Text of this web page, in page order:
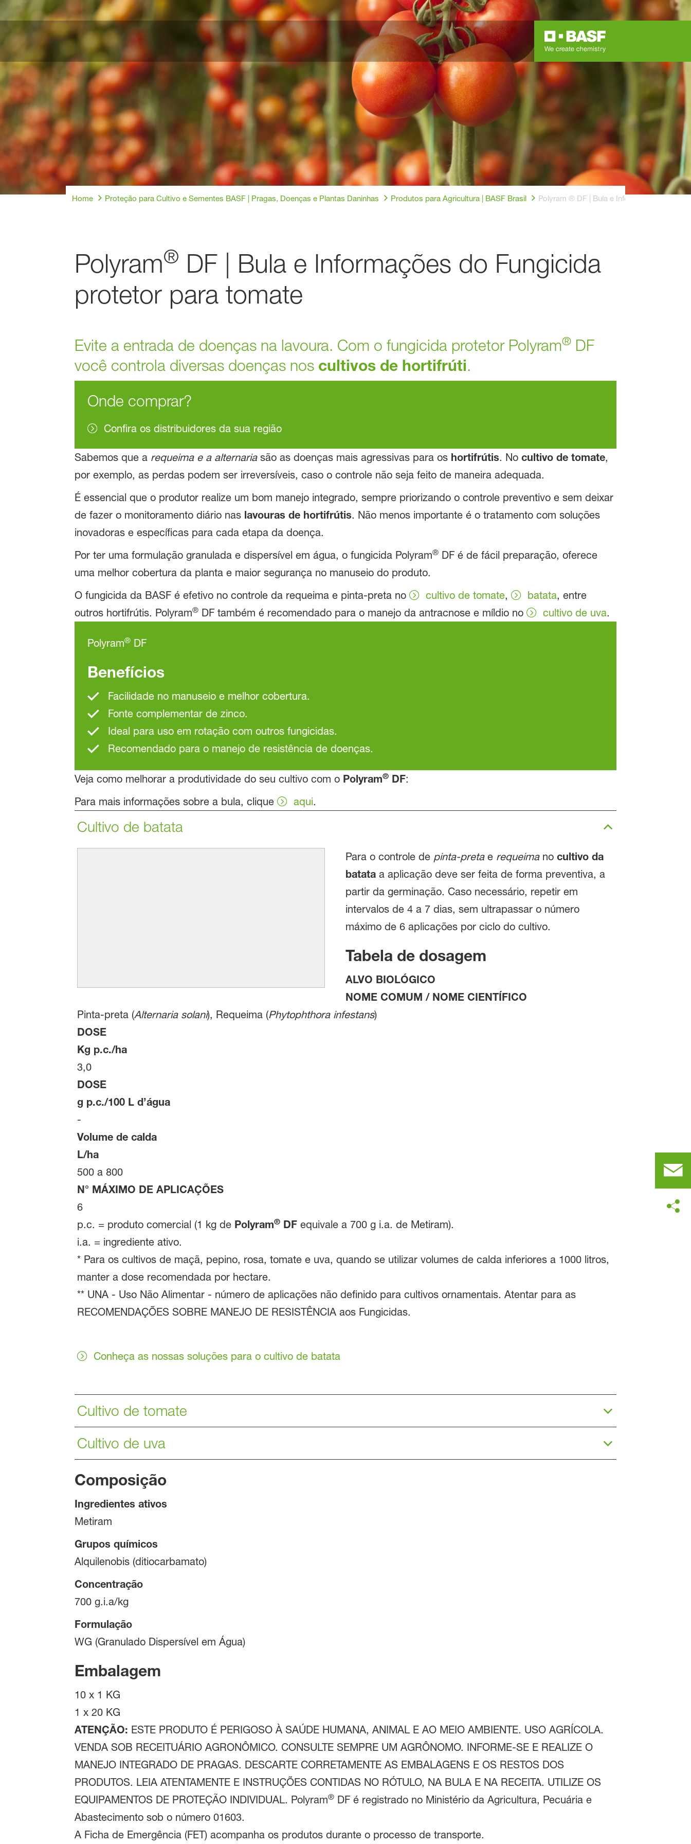
Home Proteção para Cultivo e Sementes BASF | Pragas, Doenças e Plantas Daninhas Produtos para Agricultura | BASF Brasil Polyram ® DF | Bula e Informações do
Polyram® DF | Bula e Informações do Fungicida
protetor para tomate
Evite a entrada de doenças na lavoura. Com o fungicida protetor Polyram®DF
você controla diversas doenças nos cultivos de hortifrúti.
Onde comprar?
Confira os distribuidores da sua região
Sabemos que a requeima e a alternariasão as doenças mais agressivas para os hortifrútis. No cultivo de tomate,
por exemplo, as perdas podem ser irreversíveis, caso o controle não seja feito de maneira adequada.
É essencial que o produtor realize um bom manejo integrado, sempre priorizando o controle preventivo e sem deixar
de fazer o monitoramento diário nas lavouras de hortifrútis. Não menos importante é o tratamento com soluções
inovadoras e específicas para cada etapa da doença.
Por ter uma formulação granulada e dispersível em água, o fungicida Polyram®DF é de fácil preparação, oferece
uma melhor cobertura da planta e maior segurança no manuseio do produto.
O fungicida da BASF é efetivo no controle da requeima e pinta-preta no
cultivo de tomate, batata, entre
outros hortifrútis. Polyram®DF também é recomendado para o manejo da antracnose e míldio no cultivo de uva.
Polyram®DF
Benefícios
Facilidade no manuseio e melhor cobertura.
Fonte complementar de zinco.
Ideal para uso em rotação com outros fungicidas.
Recomendado para o manejo de resistência de doenças.
Veja como melhorar a produtividade do seu cultivo com o Polyram®DF:
Para mais informações sobre a bula, clique
aqui.
Cultivo de batata
Para o controle de pinta-pretae requeimano cultivo da
batataa aplicação deve ser feita de forma preventiva, a
partir da germinação. Caso necessário, repetir em
intervalos de 4 a 7 dias, sem ultrapassar o número
máximo de 6 aplicações por ciclo do cultivo.
Tabela de dosagem
ALVO BIOLÓGICO
NOME COMUM / NOME CIENTÍFICO
Pinta-preta (Alternaria solani), Requeima (Phytophthora infestans)
DOSE
Kg p.c./ha
3,0
DOSE
g p.c./100 L d’água
-
Volume de calda
L/ha
500 a 800
N° MÁXIMO DE APLICAÇÕES
6
p.c. = produto comercial (1 kg de Polyram®DFequivale a 700 g i.a. de Metiram).
i.a. = ingrediente ativo.
* Para os cultivos de maçã, pepino, rosa, tomate e uva, quando se utilizar volumes de calda inferiores a 1000 litros,
manter a dose recomendada por hectare.
** UNA - Uso Não Alimentar - número de aplicações não definido para cultivos ornamentais. Atentar para as
RECOMENDAÇÕES SOBRE MANEJO DE RESISTÊNCIA aos Fungicidas.
Conheça as nossas soluções para o cultivo de batata
Cultivo de tomate
Cultivo de uva
Composição
Ingredientes ativos
Metiram
Grupos químicos
Alquilenobis (ditiocarbamato)
Concentração
700 g.i.a/kg
Formulação
WG (Granulado Dispersível em Água)
Embalagem
10 x 1 KG
1 x 20 KG
ATENÇÃO: ESTE PRODUTO É PERIGOSO À SAÚDE HUMANA, ANIMAL E AO MEIO AMBIENTE. USO AGRÍCOLA.
VENDA SOB RECEITUÁRIO AGRONÔMICO. CONSULTE SEMPRE UM AGRÔNOMO. INFORME-SE E REALIZE O
MANEJO INTEGRADO DE PRAGAS. DESCARTE CORRETAMENTE AS EMBALAGENS E OS RESTOS DOS
PRODUTOS. LEIA ATENTAMENTE E INSTRUÇÕES CONTIDAS NO RÓTULO, NA BULA E NA RECEITA. UTILIZE OS
EQUIPAMENTOS DE PROTEÇÃO INDIVIDUAL. Polyram®DF é registrado no Ministério da Agricultura, Pecuária e
Abastecimento sob o número 01603.
A Ficha de Emergência (FET) acompanha os produtos durante o processo de transporte.